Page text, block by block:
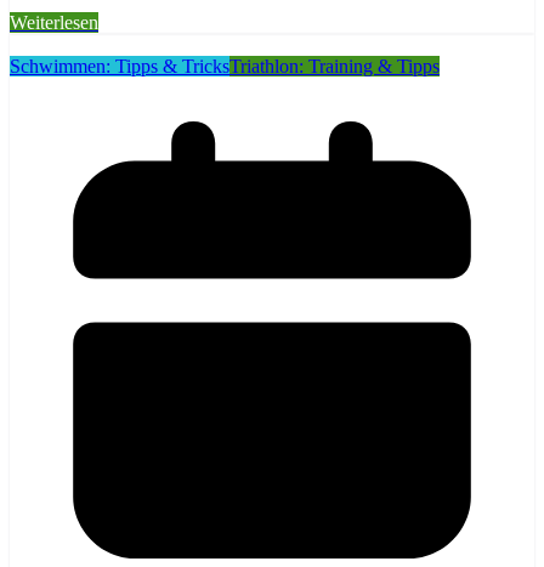
Weiterlesen
Schwimmen: Tipps & TricksTriathlon: Training & Tipps